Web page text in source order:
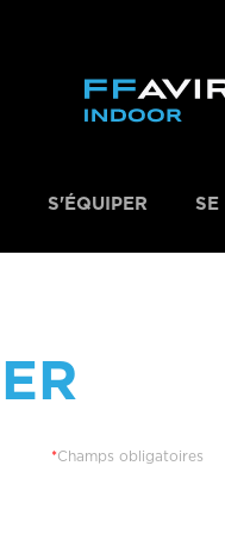
S'ÉQUIPER SE
*Champs obligatoires